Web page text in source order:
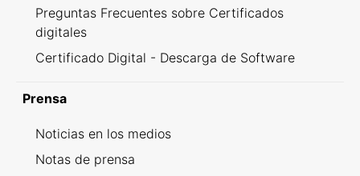
Preguntas Frecuentes sobre Certificados
digitales
Certificado Digital - Descarga de Software
Prensa
Noticias en los medios
Notas de prensa